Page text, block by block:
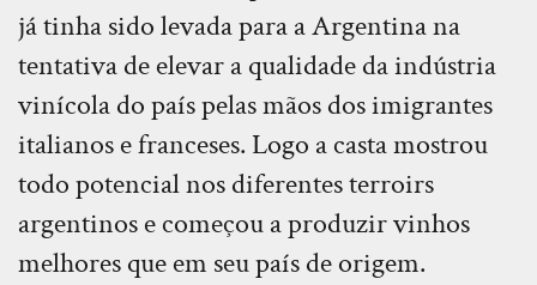
já tinha sido levada para a Argentina na
tentativa de elevar a qualidade da indústria
vinícola do país pelas mãos dos imigrantes
italianos e franceses. Logo a casta mostrou
todo potencial nos diferentes terroirs
argentinos e começou a produzir vinhos
melhores que em seu país de origem.